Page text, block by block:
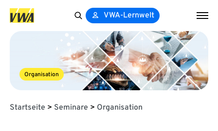
for:
VWA-Lernwelt
Organisation
Startseite > Seminare > Organisation